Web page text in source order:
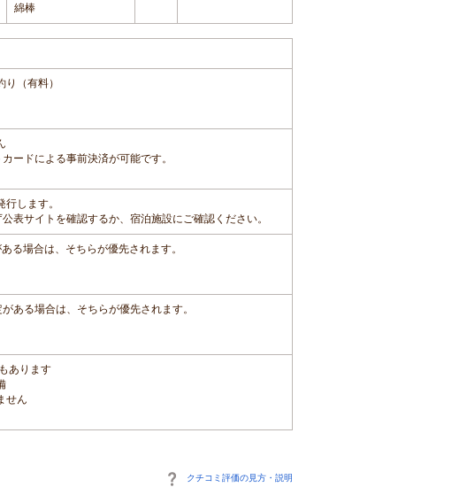
綿棒
（有料）
ードによる事前決済が可能です。
します。
表サイトを確認するか、宿泊施設にご確認ください。
る場合は、そちらが優先されます。
ある場合は、そちらが優先されます。
あります
せん
クチコミ評価の見方・説明